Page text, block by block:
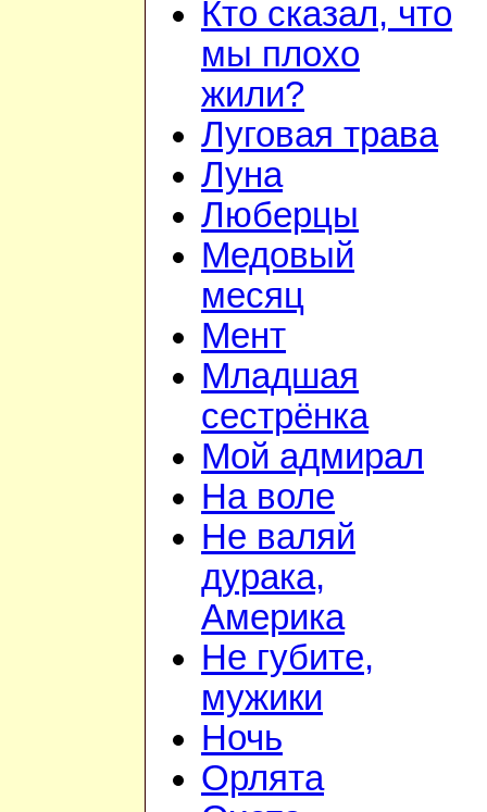
Кто сказал, что
мы плохо
жили?
Луговая трава
Луна
Люберцы
Медовый
месяц
Мент
Младшая
сестрёнка
Мой адмирал
На воле
Не валяй
дурака,
Америка
Не губите,
мужики
Ночь
Орлята